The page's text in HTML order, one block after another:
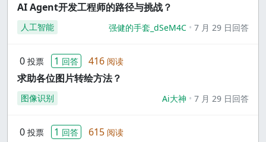
AI Agent开发工程师的路径与挑战？
人工智能 强健的手套_dSeM4C 7 月 29 日回答
0 投票 1 回答 416 阅读
求助各位图片转绘方法？
图像识别 Ai大神 7 月 29 日回答
0 投票 1 回答 615 阅读